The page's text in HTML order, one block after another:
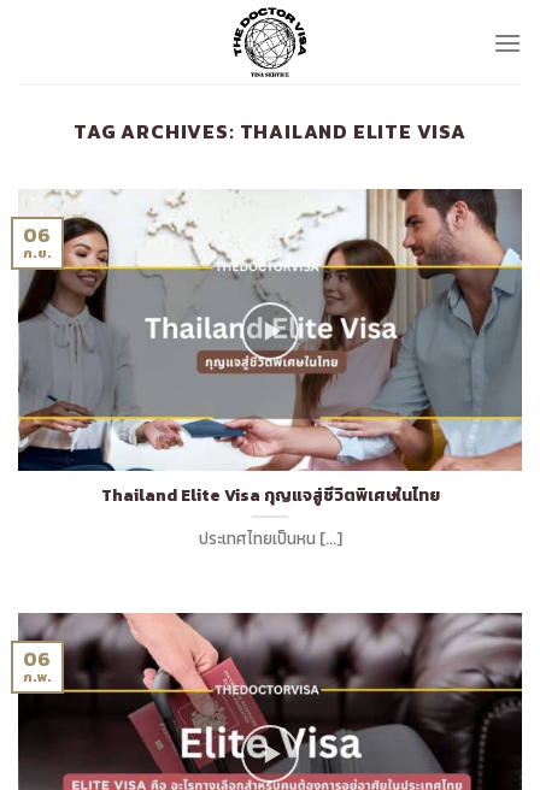
TAG ARCHIVES: THAILAND ELITE VISA
Thailand Elite Visa กุญแจสู่ชีวิตพิเศษในไทย
ประเทศไทยเป็นหน [...]
06
ก.ย.
06
ก.พ.